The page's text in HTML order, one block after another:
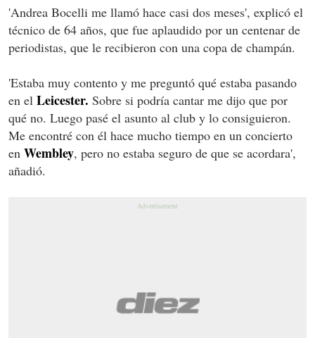
'Andrea Bocelli me llamó hace casi dos meses', explicó el
técnico de 64 años, que fue aplaudido por un centenar de
periodistas, que le recibieron con una copa de champán.
'Estaba muy contento y me preguntó qué estaba pasando
en el Leicester. Sobre si podría cantar me dijo que por
qué no. Luego pasé el asunto al club y lo consiguieron.
Me encontré con él hace mucho tiempo en un concierto
en Wembley, pero no estaba seguro de que se acordara',
añadió.